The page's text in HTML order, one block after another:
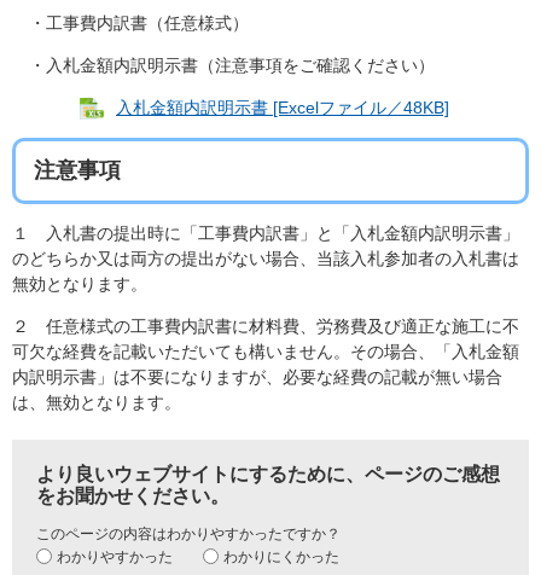
・工事費内訳書（任意様式）
・入札金額内訳明示書（注意事項をご確認ください）
入札金額内訳明示書 [Excelファイル／48KB]
注意事項
１ 入札書の提出時に「工事費内訳書」と「入札金額内訳明示書」
のどちらか又は両方の提出がない場合、当該入札参加者の入札書は
無効となります。
２ 任意様式の工事費内訳書に材料費、労務費及び適正な施工に不
可欠な経費を記載いただいても構いません。その場合、「入札金額
内訳明示書」は不要になりますが、必要な経費の記載が無い場合
は、無効となります。
より良いウェブサイトにするために、ページのご感想
をお聞かせください。
このページの内容はわかりやすかったですか？
わかりやすかった
わかりにくかった